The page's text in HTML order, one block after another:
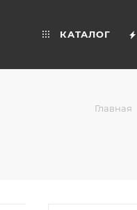
КАТАЛОГ
Главная